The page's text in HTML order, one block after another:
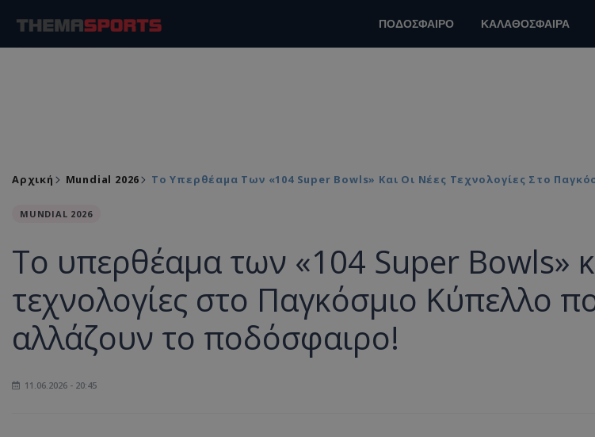
ΠΟΔΟΣΦΑΙΡΟ ΚΑΛΑΘΟΣΦΑΙΡΑ
Αρχική Mundial 2026 Το Υπερθέαμα Των «104 Super Bowls» Και Οι Νέες Τεχνολογίες Στο
MUNDIAL 2026
Το υπερθέαμα των «104 Super Bowls»
τεχνολογίες στο Παγκόσμιο Κύπελλο
αλλάζουν το ποδόσφαιρο!
11.06.2026 - 20:45